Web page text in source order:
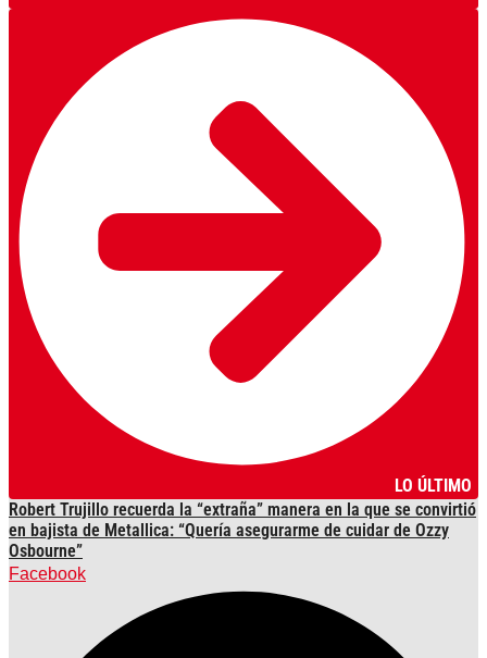
LO ÚLTIMO
Robert Trujillo recuerda la “extraña” manera en la que se convirtió
en bajista de Metallica: “Quería asegurarme de cuidar de Ozzy
Osbourne”
Facebook